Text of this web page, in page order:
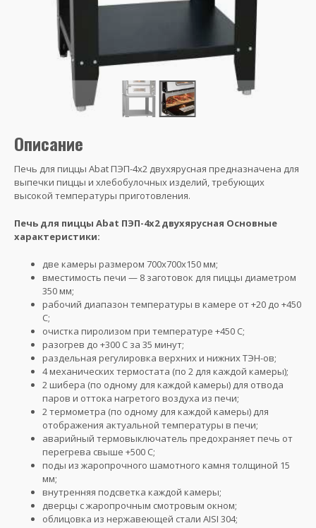
Описание
Печь для пиццы Abat ПЭП-4х2 двухярусная ​предназначена для
выпечки пиццы и хлебобулочных изделий, требующих
высокой температуры приготовления.
Печь для пиццы Abat ПЭП-4х2 двухярусная Основные
характеристики:
две камеры размером 700х700х150 мм;
вместимость печи — 8 заготовок для пиццы диаметром
350 мм;
рабочий диапазон температуры в камере от +20 до +450
С;
очистка пиролизом при температуре +450 С;
разогрев до +300 С за 35 минут;
раздельная регулировка верхних и нижних ТЭН-ов;
4 механических термостата (по 2 для каждой камеры);
2 шибера (по одному для каждой камеры) для отвода
паров и оттока нагретого воздуха из печи;
2 термометра (по одному для каждой камеры) для
отображения актуальной температуры в печи;
аварийный термовыключатель предохраняет печь от
перегрева свыше +500 С;
поды из жаропрочного шамотного камня толщиной 15
мм;
внутренняя подсветка каждой камеры;
дверцы с жаропрочным смотровым окном;
облицовка из нержавеющей стали AISI 304;